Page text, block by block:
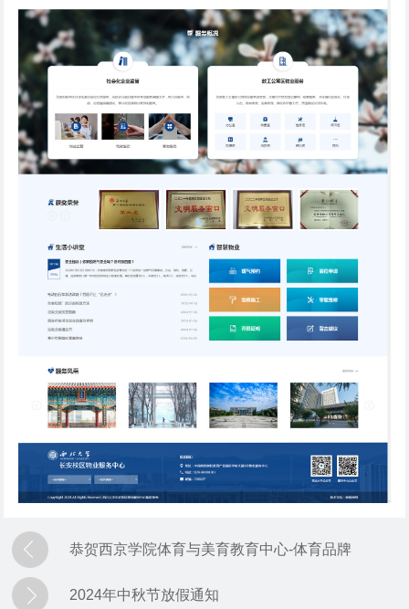
恭贺西京学院体育与美育教育中心-体育品牌
2024年中秋节放假通知